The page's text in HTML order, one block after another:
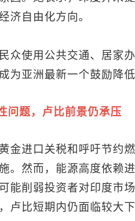
济自由化方向。
众使用公共交通、居家
为亚洲最新一个鼓励降
问题，卢比前景仍承压
金进口关税和呼吁节约
。然而，能源高度依赖
能削弱投资者对印度市
卢比短期内仍面临较大